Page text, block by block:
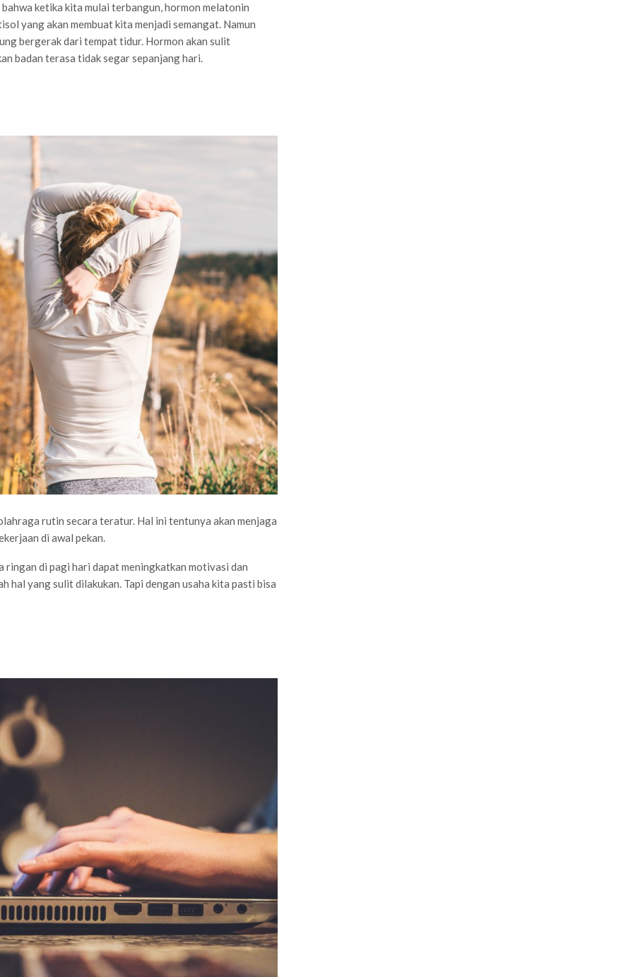
bahwa ketika kita mulai terbangun, hormon melatonin
yang akan membuat kita menjadi semangat. Namun
bergerak dari tempat tidur. Hormon akan sulit
badan terasa tidak segar sepanjang hari.
rutin secara teratur. Hal ini tentunya akan menjaga
di awal pekan.
di pagi hari dapat meningkatkan motivasi dan
hal yang sulit dilakukan. Tapi dengan usaha kita pasti bisa